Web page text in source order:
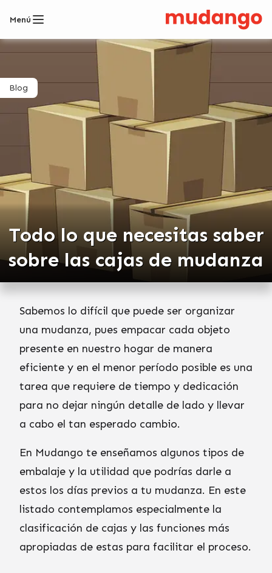
Menú
Todo lo que necesitas saber
sobre las cajas de mudanza
Blog
Sabemos lo difícil que puede ser organizar
una mudanza, pues empacar cada objeto
presente en nuestro hogar de manera
eficiente y en el menor período posible es una
tarea que requiere de tiempo y dedicación
para no dejar ningún detalle de lado y llevar
a cabo el tan esperado cambio.
En Mudango te enseñamos algunos tipos de
embalaje y la utilidad que podrías darle a
estos los días previos a tu mudanza. En este
listado contemplamos especialmente la
clasificación de cajas y las funciones más
apropiadas de estas para facilitar el proceso.